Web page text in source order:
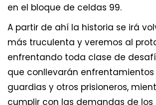
en el bloque de celdas 99.
A partir de ahí la historia se irá
más truculenta y veremos al
enfrentando toda clase de
que conllevarán
guardias y otros prisioneros,
cumplir con las demandas de los